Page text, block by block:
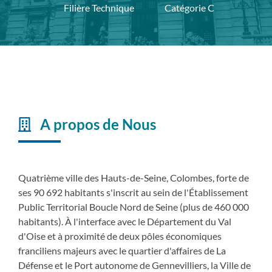
Filière Technique Catégorie C
A propos de Nous
Quatrième ville des Hauts-de-Seine, Colombes, forte de
ses 90 692 habitants s'inscrit au sein de l'Établissement
Public Territorial Boucle Nord de Seine (plus de 460 000
habitants). À l'interface avec le Département du Val
d'Oise et à proximité de deux pôles économiques
franciliens majeurs avec le quartier d'affaires de La
Défense et le Port autonome de Gennevilliers, la Ville de